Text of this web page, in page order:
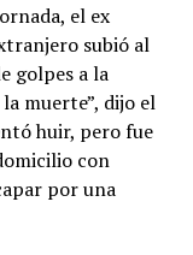
el ex
subió al
golpes a la
muerte”, dijo el
huir, pero fue
con
por una